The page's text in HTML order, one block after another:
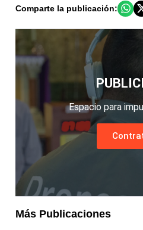
Comparte la publicación:
Espacio para
Más Publicaciones